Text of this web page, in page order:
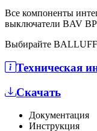
Все компоненты
выключатели BAV
Выбирайте
Техническая
Скачать
Документация
Инструкция